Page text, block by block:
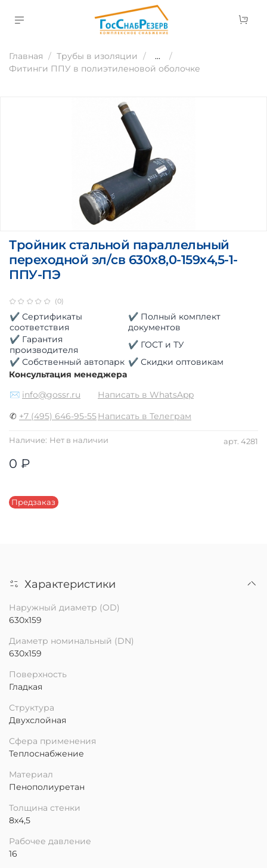
Главная Трубы в изоляции
...
Фитинги ППУ в полиэтиленовой оболочке
(0)
арт. 4281
Наличие: Нет в наличии
Предзаказ
Тройник стальной параллельный
переходной эл/св 630х8,0-159х4,5-1-
ППУ-ПЭ
0 ₽
✔ Сертификаты
соответствия
✔ Полный комплект
документов
✔ Гарантия
производителя
✔ ГОСТ и ТУ
✔ Собственный автопарк ✔ Скидки оптовикам
Консультация менеджера
✉ info@gossr.ru
Написать в WhatsApp
✆ +7 (495) 646-95-55Написать в Телеграм
Характеристики
Наружный диаметр (OD)
630х159
Диаметр номинальный (DN)
630х159
Поверхность
Гладкая
Структура
Двухслойная
Сфера применения
Теплоснабжение
Материал
Пенополиуретан
Толщина стенки
8х4,5
Рабочее давление
16